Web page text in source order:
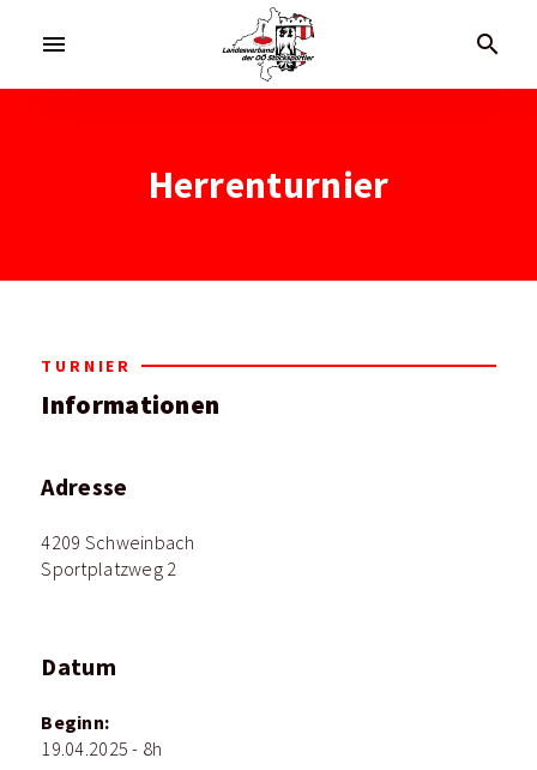
menu search
Herrenturnier
TURNIER
Informationen
Adresse
4209 Schweinbach
Sportplatzweg 2
Datum
Beginn:
19.04.2025 - 8h